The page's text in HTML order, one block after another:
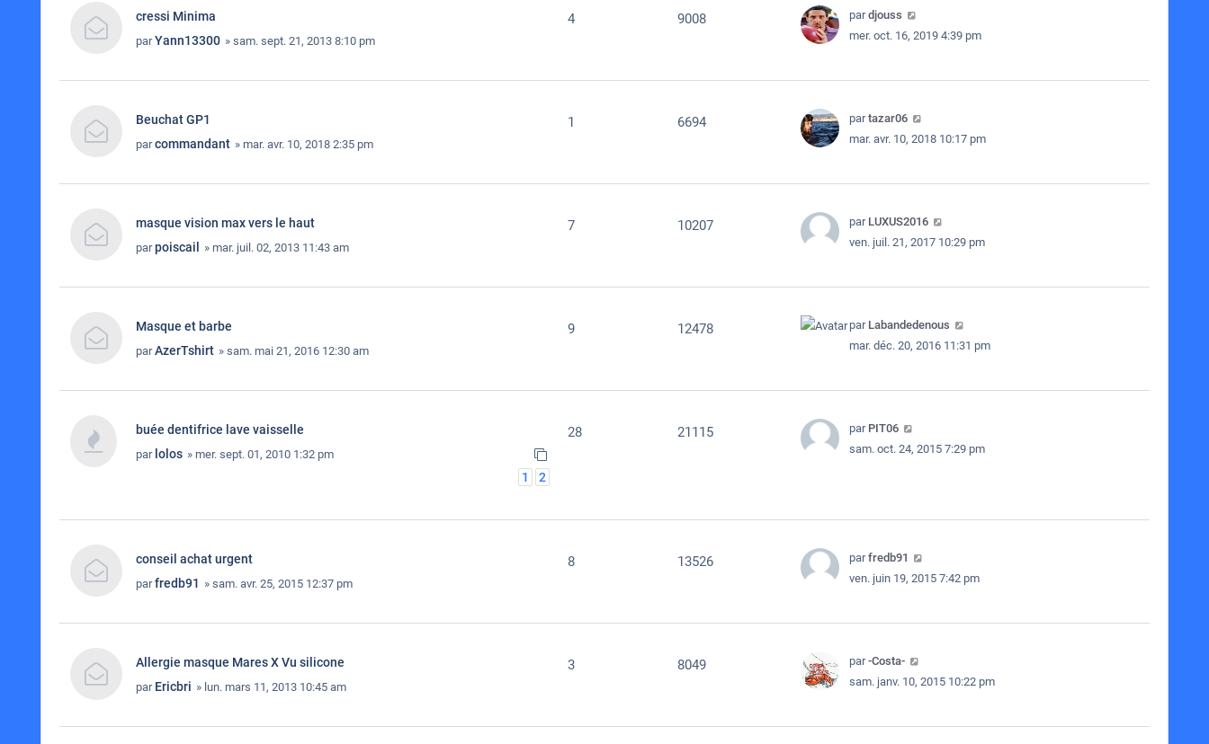
cressi Minima
parYann13300 » sam. sept. 21, 2013 8:10 pm
4 9008 pardjouss
mer. oct. 16, 2019 4:39 pm
Beuchat GP1
parcommandant » mar. avr. 10, 2018 2:35 pm
1 6694 partazar06
mar. avr. 10, 2018 10:17 pm
masque vision max vers le haut
parpoiscail » mar. juil. 02, 2013 11:43 am
7 10207 par LUXUS2016
ven. juil. 21, 2017 10:29 pm
Masque et barbe
parAzerTshirt » sam. mai 21, 2016 12:30 am
9 12478 par Labandedenous
mar. déc. 20, 2016 11:31 pm
buée dentifrice lave vaisselle
par lolos » mer. sept. 01, 2010 1:32 pm
1 2
28 21115 par PIT06
sam. oct. 24, 2015 7:29 pm
conseil achat urgent
parfredb91 » sam. avr. 25, 2015 12:37 pm
8 13526 parfredb91
ven. juin 19, 2015 7:42 pm
Allergie masque Mares X Vu silicone
par Ericbri » lun. mars 11, 2013 10:45 am
3 8049 par-Costa-
sam. janv. 10, 2015 10:22 pm